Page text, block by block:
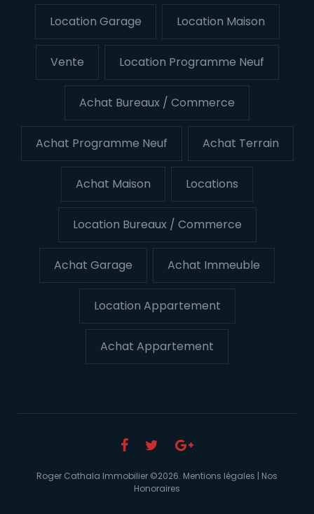
Location Garage Location Maison
Vente Location Programme Neuf
Achat Bureaux / Commerce
Achat Programme Neuf Achat Terrain
Achat Maison Locations
Location Bureaux / Commerce
Achat Garage Achat Immeuble
Location Appartement
Achat Appartement
Roger Cathala Immobilier ©2026. Mentions légales | Nos
Honoraires